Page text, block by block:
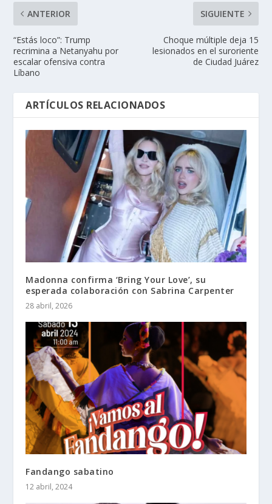
ANTERIOR
“Estás loco”: Trump
recrimina a Netanyahu por
escalar ofensiva contra
Líbano
SIGUIENTE
Choque múltiple deja 15
lesionados en el suroriente
de Ciudad Juárez
ARTÍCULOS RELACIONADOS
Madonna confirma ‘Bring Your Love’, su
esperada colaboración con Sabrina Carpenter
28 abril, 2026
Fandango sabatino
12 abril, 2024